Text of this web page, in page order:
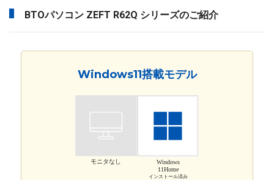
BTOパソコン ZEFT R62Q シリーズのご紹介
Windows11搭載モデル
モニタなし
Windows
11Home
インストール済み